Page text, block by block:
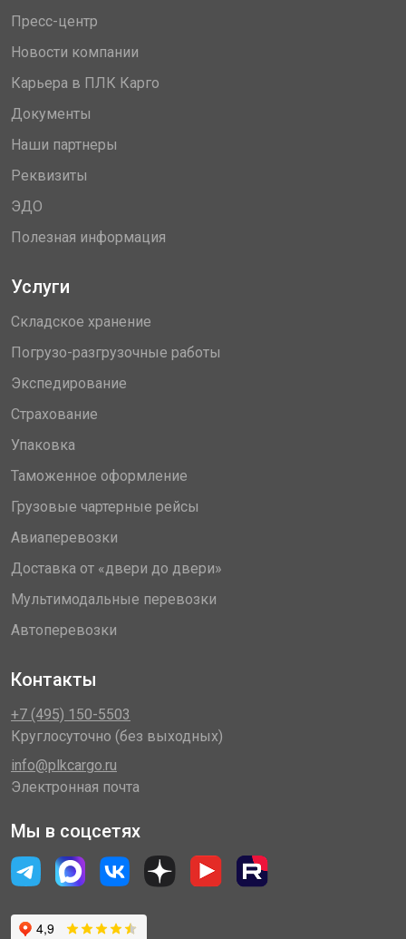
Пресс-центр
Новости компании
Карьера в ПЛК Карго
Документы
Наши партнеры
Реквизиты
ЭДО
Полезная информация
Услуги
Складское хранение
Погрузо-разгрузочные работы
Экспедирование
Страхование
Упаковка
Таможенное оформление
Грузовые чартерные рейсы
Авиаперевозки
Доставка от «двери до двери»
Мультимодальные перевозки
Автоперевозки
Контакты
+7 (495) 150-5503
Круглосуточно (без выходных)
info@plkcargo.ru
Электронная почта
Мы в соцсетях